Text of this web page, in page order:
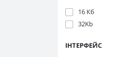
16 Кб
32Kb
ІНТЕРФЕЙС